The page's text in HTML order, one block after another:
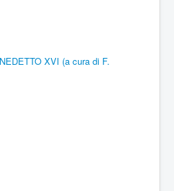
XVI (a cura di F.